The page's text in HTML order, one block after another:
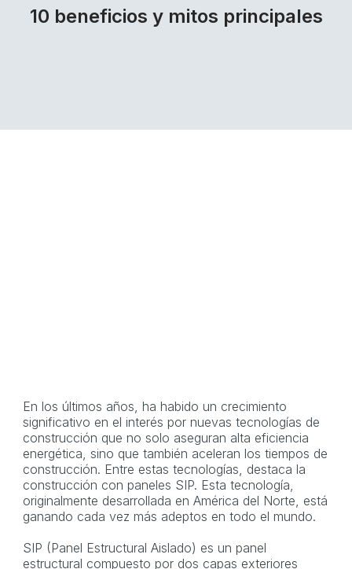
10 beneficios y mitos principales
En los últimos años, ha habido un crecimiento
significativo en el interés por nuevas tecnologías de
construcción que no solo aseguran alta eficiencia
energética, sino que también aceleran los tiempos de
construcción. Entre estas tecnologías, destaca la
construcción con paneles SIP. Esta tecnología,
originalmente desarrollada en América del Norte, está
ganando cada vez más adeptos en todo el mundo.
SIP (Panel Estructural Aislado) es un panel
estructural compuesto por dos capas exteriores